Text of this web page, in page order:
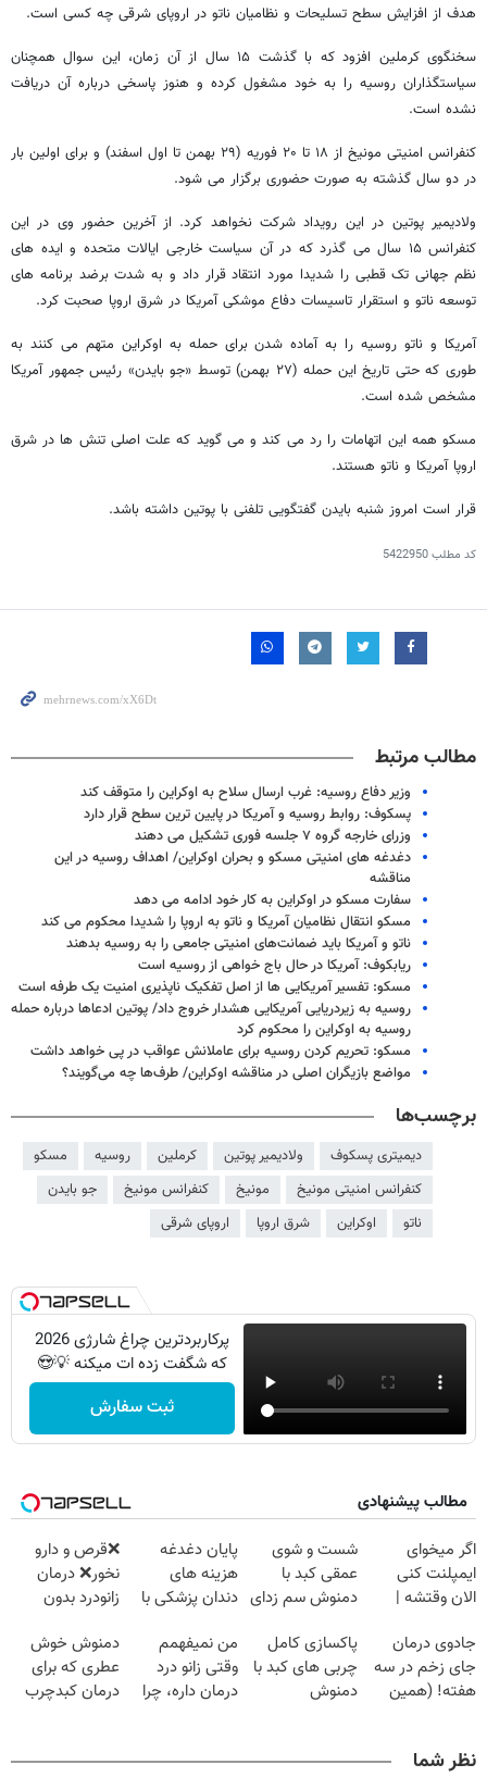
هدف از افزایش سطح تسلیحات و نظامیان ناتو در اروپای شرقی چه کسی است.
سخنگوی کرملین افزود که با گذشت ۱۵ سال از آن زمان، این سوال همچنان
سیاستگذاران روسیه را به خود مشغول کرده و هنوز پاسخی درباره آن دریافت
نشده است.
کنفرانس امنیتی مونیخ از ۱۸ تا ۲۰ فوریه (۲۹ بهمن تا اول اسفند) و برای اولین بار
در دو سال گذشته به صورت حضوری برگزار می شود.
ولادیمیر پوتین در این رویداد شرکت نخواهد کرد. از آخرین حضور وی در این
کنفرانس ۱۵ سال می گذرد که در آن سیاست خارجی ایالات متحده و ایده های
نظم جهانی تک قطبی را شدیدا مورد انتقاد قرار داد و به شدت برضد برنامه های
توسعه ناتو و استقرار تاسیسات دفاع موشکی آمریکا در شرق اروپا صحبت کرد.
آمریکا و ناتو روسیه را به آماده شدن برای حمله به اوکراین متهم می کنند به
طوری که حتی تاریخ این حمله (۲۷ بهمن) توسط «جو بایدن» رئیس جمهور آمریکا
مشخص شده است.
مسکو همه این اتهامات را رد می کند و می گوید که علت اصلی تنش ها در شرق
اروپا آمریکا و ناتو هستند.
قرار است امروز شنبه بایدن گفتگویی تلفنی با پوتین داشته باشد.
کد مطلب5422950
مطالب مرتبط
وزیر دفاع روسیه: غرب ارسال سلاح به اوکراین را متوقف کند
پسکوف: روابط روسیه و آمریکا در پایین ترین سطح قرار دارد
وزرای خارجه گروه ۷ جلسه فوری تشکیل می دهند
دغدغه های امنیتی مسکو و بحران اوکراین/ اهداف روسیه در این
مناقشه
سفارت مسکو در اوکراین به کار خود ادامه می دهد
مسکو انتقال نظامیان آمریکا و ناتو به اروپا را شدیدا محکوم می کند
ناتو و آمریکا باید ضمانت‌های امنیتی جامعی را به روسیه بدهند
ریابکوف: آمریکا در حال باج خواهی از روسیه است
مسکو: تفسیر آمریکایی ها از اصل تفکیک ناپذیری امنیت یک طرفه است
روسیه به زیردریایی آمریکایی هشدار خروج داد/ پوتین ادعاها درباره حمله
روسیه به اوکراین را محکوم کرد
مسکو: تحریم کردن روسیه برای عاملانش عواقب در پی خواهد داشت
مواضع بازیگران اصلی در مناقشه اوکراین/ طرف‌ها چه می‌گویند؟
برچسب‌ها
دیمیتری پسکوف ولادیمیر پوتین کرملین روسیه
مسکو
کنفرانس امنیتی مونیخ
مونیخ کنفرانس مونیخ
جو بایدن
ناتو
اوکراین شرق اروپا اروپای شرقی
پرکاربردترین چراغ شارژی 2026
که شگفت زده ات میکنه 💡😍
ثبت سفارش
مطالب پیشنهادی
اگر میخوای
ایمپلنت کنی
الان وقتشه |
میلیون تومان!!!
شست و شوی
عمقی کبد با
دمنوش سم زدای
پایان دغدغه
هزینه های
دندان پزشکی با
خانگی
❌قرص‌ و دارو
نخور❌ درمان
زانودرد بدون
جادوی درمان
جای زخم در سه
هفته! (همین
پاکسازی کامل
چربی های کبد با
دمنوش
من نمیفهمم
وقتی زانو درد
درمان داره، چرا
دمنوش خوش
عطری که برای
درمان کبدچرب
نظر شما